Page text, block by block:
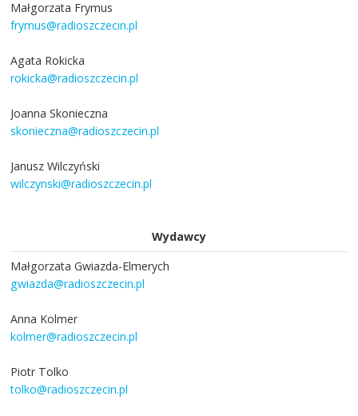
Małgorzata Frymus
frymus@radioszczecin.pl
Agata Rokicka
rokicka@radioszczecin.pl
Joanna Skonieczna
skonieczna@radioszczecin.pl
Janusz Wilczyński
wilczynski@radioszczecin.pl
Wydawcy
Małgorzata Gwiazda-Elmerych
gwiazda@radioszczecin.pl
Anna Kolmer
kolmer@radioszczecin.pl
Piotr Tolko
tolko@radioszczecin.pl